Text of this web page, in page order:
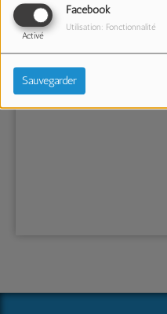
Facebook
Activé
Utilisation: Fonctionnalité
Sauvegarder